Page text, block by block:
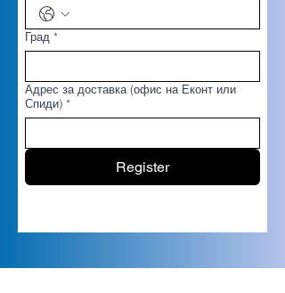
Град *
Адрес за доставка (офис на Еконт или
Спиди) *
Register